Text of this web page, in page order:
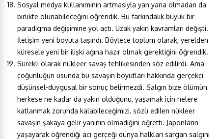
Sosyal medya kullanımının artmasıyla yan yana olmadan da
birlikte olunabileceğini öğrendik. Bu farkındalık büyük bir
paradigma değişimine yol açtı. Uzak yakın kavramları değişti.
İletişim yeni boyuta taşındı. Böylece toplum olarak, yerelden
küresele yeni bir ilişki ağına hazır olmak gerektiğini öğrendik.
Sürekli olarak nükleer savaş tehlikesinden söz edilirdi. Ama
çoğunluğun usunda bu savaşın boyutları hakkında gerçekçi
düşünsel-duygusal bir sonuç belirmezdi. Salgın bize ölümün
herkese ne kadar da yakın olduğunu, yaşamak için nelere
katlanmak zorunda kalabileceğimizi, sözü edilen nükleer
savaşın şakaya gelir yanının olmadığını öğretti. Japonların
yaşayarak öğrendiği acı gerçeği dünya halkları sargan salgını